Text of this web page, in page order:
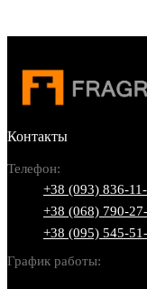
Контакты
Телефон:
+38 (093) 836-
+38 (068) 790-
+38 (095) 545-
График работы: